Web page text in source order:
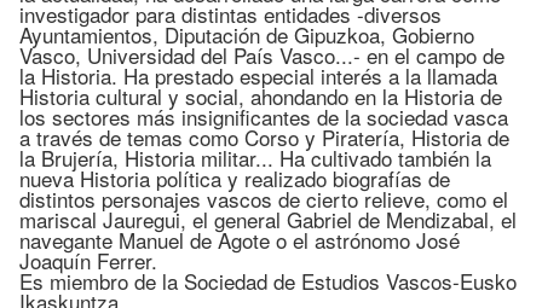
investigador para distintas entidades -diversos
Ayuntamientos, Diputación de Gipuzkoa, Gobierno
Vasco, Universidad del País Vasco...- en el campo de
la Historia. Ha prestado especial interés a la llamada
Historia cultural y social, ahondando en la Historia de
los sectores más insignificantes de la sociedad vasca
a través de temas como Corso y Piratería, Historia de
la Brujería, Historia militar... Ha cultivado también la
nueva Historia política y realizado biografías de
distintos personajes vascos de cierto relieve, como el
mariscal Jauregui, el general Gabriel de Mendizabal, el
navegante Manuel de Agote o el astrónomo José
Joaquín Ferrer.
Es miembro de la Sociedad de Estudios Vascos-Eusko
Ikaskuntza